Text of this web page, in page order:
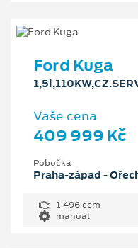
Ford Kuga
Vaše cena
409 999 Kč
Pobočka
Praha-západ -
1 496 ccm
manuál